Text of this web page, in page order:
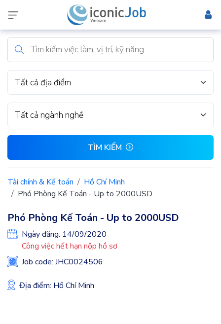
Tất cả địa điểm
Tất cả ngành nghề
TÌM KIẾM
Tài chính & Kế toán
Hồ Chí Minh
Phó Phòng Kế Toán - Up to 2000USD
Phó Phòng Kế Toán - Up to 2000USD
Ngày đăng: 14/09/2020
Công việc hết hạn nộp hồ sơ
Job code: JHC0024506
Địa điểm: Hồ Chí Minh